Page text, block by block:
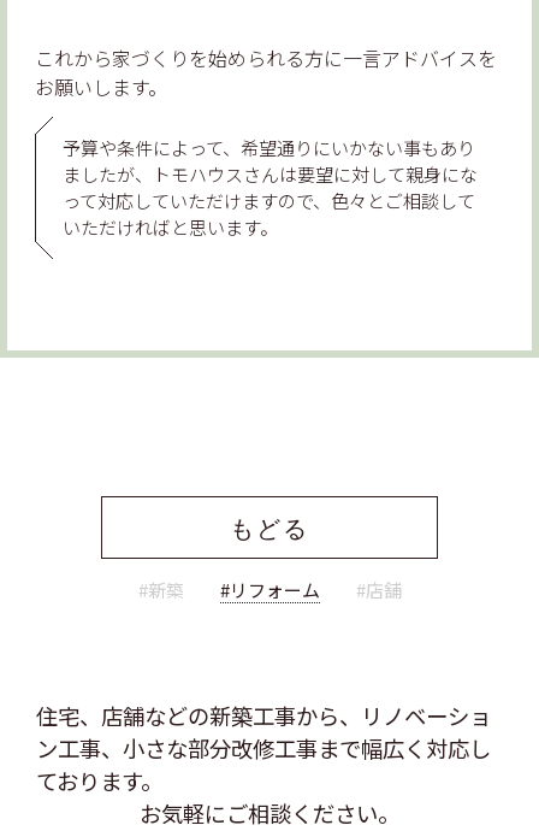
これから家づくりを始められる方に一言アドバイスを
お願いします。
予算や条件によって、希望通りにいかない事もあり
ましたが、トモハウスさんは要望に対して親身にな
って対応していただけますので、色々とご相談して
いただければと思います。
もどる
#新築 #リフォーム #店舗
住宅、店舗などの新築工事から、リノベーショ
ン工事、 小さな部分改修工事まで幅広く対応し
ております。
お気軽にご相談ください。